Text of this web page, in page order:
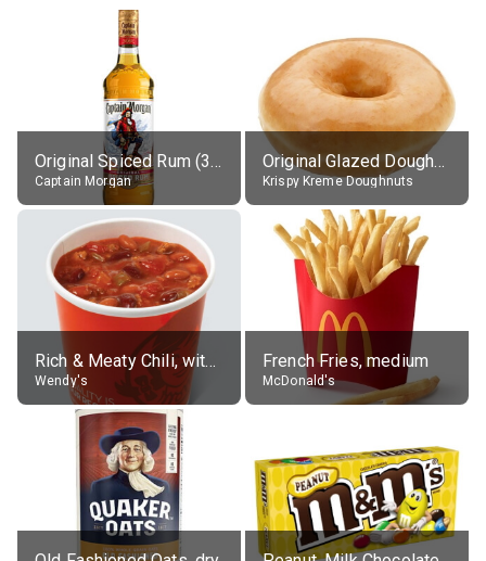
Original Spiced Rum (35% alc.)
Captain Morgan
Original Glazed Doughnut
Krispy Kreme Doughnuts
Rich & Meaty Chili, without toppings, large
Wendy's
French Fries, medium
McDonald's